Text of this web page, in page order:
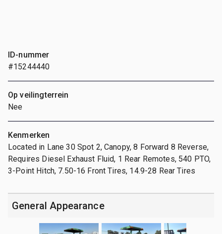
ID-nummer
#15244440
Op veilingterrein
Nee
Kenmerken
Located in Lane 30 Spot 2, Canopy, 8 Forward 8 Reverse,
Requires Diesel Exhaust Fluid, 1 Rear Remotes, 540 PTO,
3-Point Hitch, 7.50-16 Front Tires, 14.9-28 Rear Tires
General Appearance